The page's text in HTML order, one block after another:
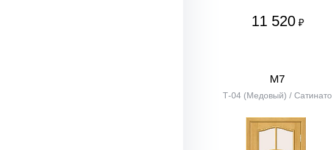
11 520 ₽
М7
Т-04 (Медовый) / Сатинато